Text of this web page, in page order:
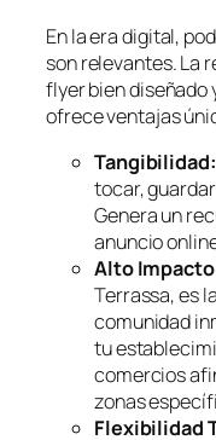
En la era digital,
son relevantes. La
flyer bien
ofrece ventajas
Tangibilidad:
tocar,
Genera un
anuncio
Alto
Terrassa, es
comunidad
tu
comercios
zonas
Flexibilidad